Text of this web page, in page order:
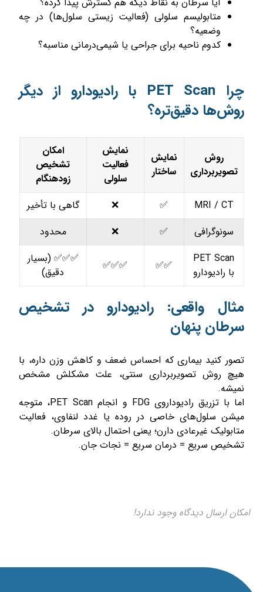
متابولیسم سلولی (فعالیت زیستی سلول‌ها) در چه
وضعیه؟
کدوم ناحیه برای جراحی یا شیمی‌درمانی مناسبه؟
چرا PET Scan با رادیودارو از دیگر
روش‌ها دقیق‌تره؟
روش
تصویربرداری
نمایش
ساختار
نمایش
فعالیت
سلولی
امکان
تشخیص
زودهنگام
MRI / CT
✅
❌
گاهی با تأخیر
سونوگرافی
✅
❌
محدود
PET Scan
با رادیودارو
✅✅
✅✅✅
✅✅✅ (بسیار
دقیق)
مثال واقعی: رادیودارو در تشخیص
سرطان پنهان
تصور کنید بیماری که احساس ضعف و کاهش وزن داره، با
هیچ روش تصویربرداری سنتی، علت مشکلش مشخص
نمیشه.
اما با تزریق رادیوداروی FDG و انجام PET Scan، متوجه
میشن سلول‌های خاصی در روده یا غدد لنفاوی، فعالیت
متابولیک غیرعادی دارن؛ یعنی احتمال بالای سرطان.
تشخیص سریع = درمان سریع = نجات جان.
امکان ارسال دیدگاه وجود ندارد!